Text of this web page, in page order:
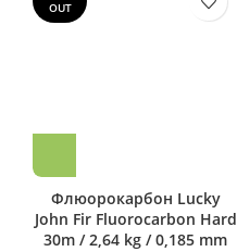
OUT
Флюорокарбон Lucky
John Fir Fluorocarbon Hard
30m / 2,64 kg / 0,185 mm